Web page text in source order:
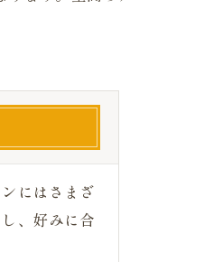
にはさまざ
、好みに合